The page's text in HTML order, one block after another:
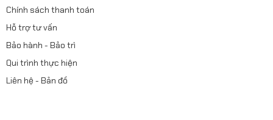
Chính sách thanh toán
Hỗ trợ tư vấn
Bảo hành - Bảo trì
Qui trình thực hiện
Liên hệ - Bản đồ